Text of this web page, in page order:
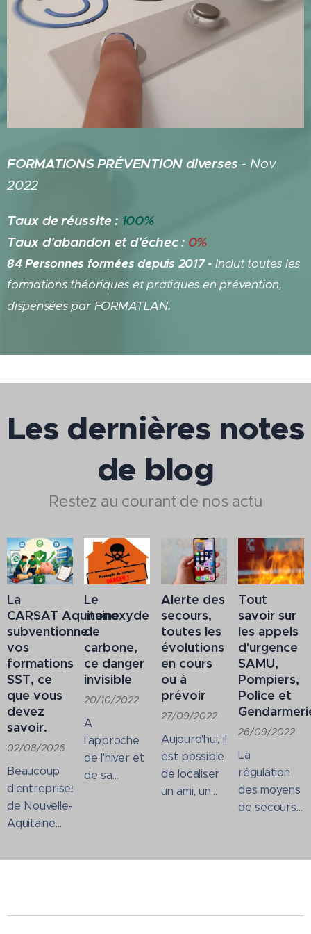
FORMATIONS PRÉVENTION diverses - Nov
2022
Taux de réussite : 100%
Taux d'abandon et d'échec : 0%
84 Personnes formées depuis 2017 - Inclut toutes les
formations théoriques et pratiques en prévention,
dispensées par FORMATLAN.
Les dernières notes
de blog
Restez au courant de nos actu
La
CARSAT Aquitaine
subventionne
vos
formations
SST, ce
que vous
devez
savoir.
02/08/2026
Beaucoup
d'entreprises
de Nouvelle-
Aquitaine
existe
Le
monoxyde
de
carbone,
ce danger
invisible
20/10/2022
A
l'approche
de l'hiver et
de sa
appareils de
cheminée),
Alerte des
secours,
toutes les
évolutions
en cours
ou à
prévoir
27/09/2022
Aujourd'hui, il
est possible
de localiser
un ami, un
inconnu sur
de
Tout
savoir sur
les appels
d'urgence
SAMU,
Pompiers,
Police et
26/09/2022
La
régulation
des moyens
de secours
effectuée